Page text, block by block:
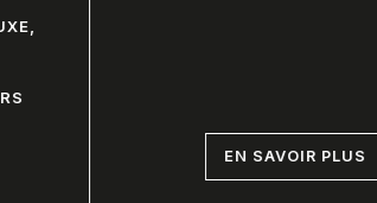
EN SAVOIR PLUS